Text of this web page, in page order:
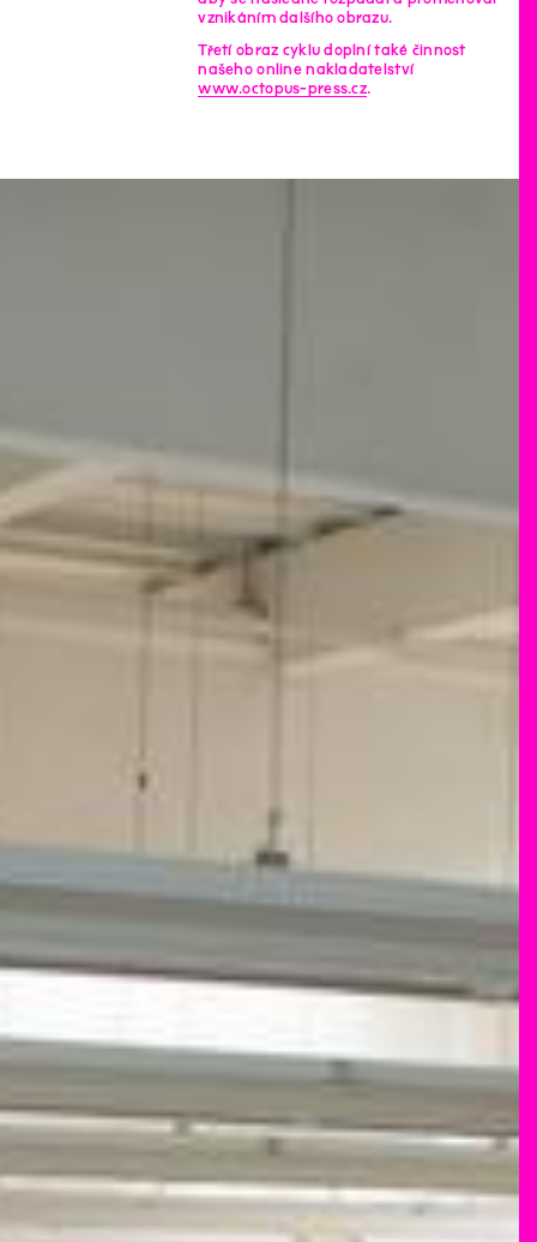
vznikáním dalšího obrazu.
Třetí obraz cyklu doplní také činnost
našeho online nakladatelství
www.octopus-press.cz.